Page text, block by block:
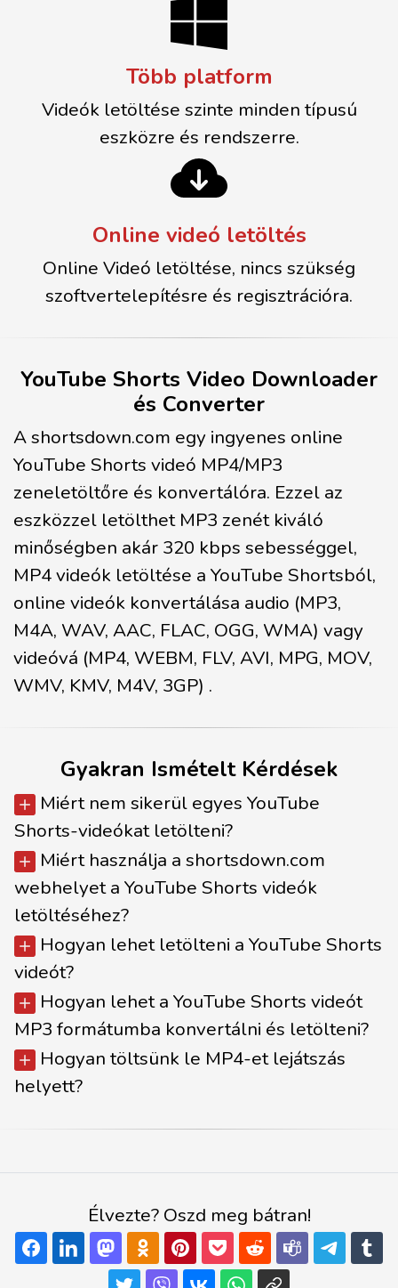
Több platform
Videók letöltése szinte minden típusú
eszközre és rendszerre.
Online videó letöltés
Online Videó letöltése, nincs szükség
szoftvertelepítésre és regisztrációra.
YouTube Shorts Video Downloader
és Converter
A shortsdown.com egy ingyenes online
YouTube Shorts videó MP4/MP3
zeneletöltőre és konvertálóra. Ezzel az
eszközzel letölthet MP3 zenét kiváló
minőségben akár 320 kbps sebességgel,
MP4 videók letöltése a YouTube Shortsból,
online videók konvertálása audio (MP3,
M4A, WAV, AAC, FLAC, OGG, WMA) vagy
videóvá (MP4, WEBM, FLV, AVI, MPG, MOV,
WMV, KMV, M4V, 3GP) .
Gyakran Ismételt Kérdések
Shorts-videókat letölteni?
webhelyet a YouTube Shorts videók
letöltéséhez?
videót?
MP3 formátumba konvertálni és letölteni?
helyett?
Élvezte? Oszd meg bátran!